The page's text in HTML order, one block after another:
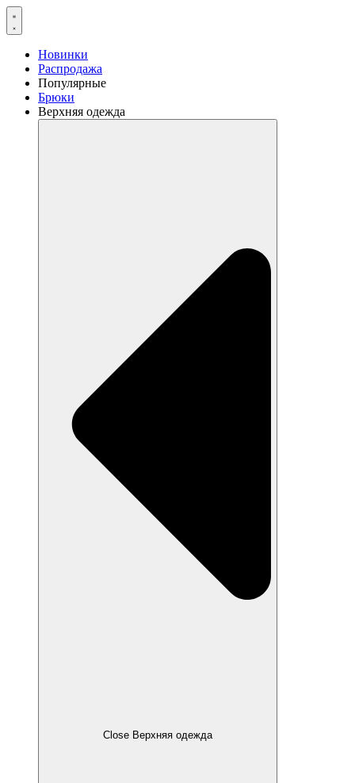
Перейти
Новинки
Распродажа
Популярные
Брюки
Верхняя одежда
Close Верхняя одежда